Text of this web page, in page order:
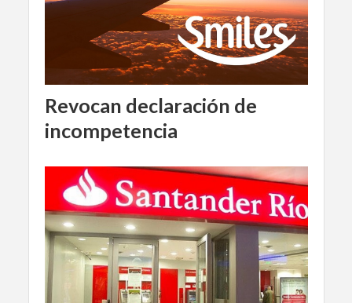
Revocan declaración de
incompetencia